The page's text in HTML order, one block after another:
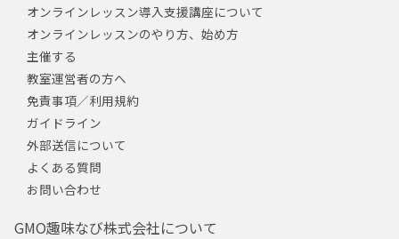
オンラインレッスン導入支援講座について
オンラインレッスンのやり方、始め方
主催する
教室運営者の方へ
免責事項／利用規約
ガイドライン
外部送信について
よくある質問
お問い合わせ
GMO趣味なび株式会社について